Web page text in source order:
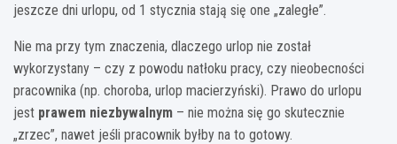
jeszcze dni urlopu, od 1 stycznia stają się one „zaległe”.
Nie ma przy tym znaczenia, dlaczego urlop nie został
wykorzystany – czy z powodu natłoku pracy, czy nieobecności
pracownika (np. choroba, urlop macierzyński). Prawo do urlopu
jest prawem niezbywalnym – nie można się go skutecznie
„zrzec”, nawet jeśli pracownik byłby na to gotowy.